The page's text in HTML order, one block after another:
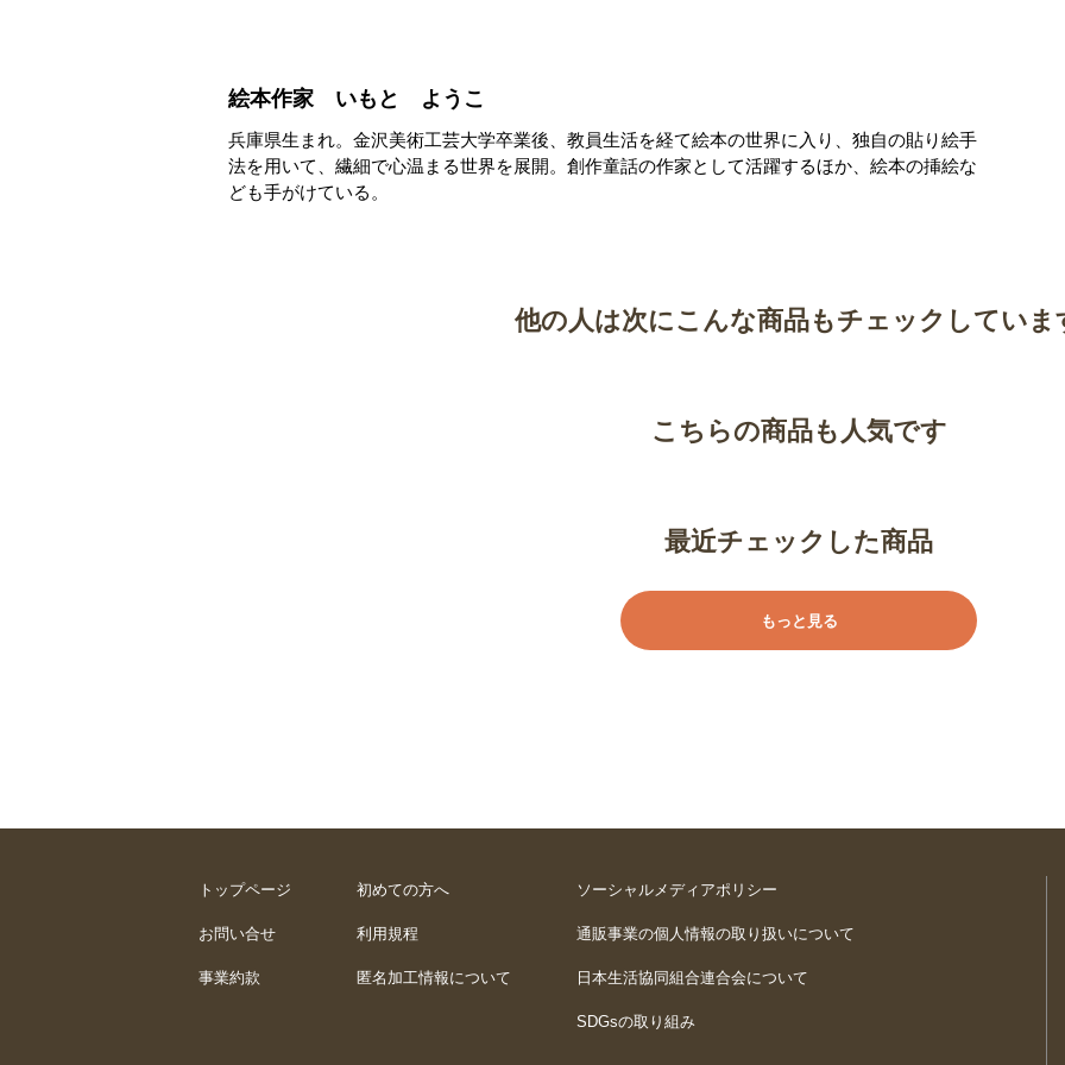
絵本作家 いもと ようこ
兵庫県生まれ。金沢美術工芸大学卒業後、教員生活を経て絵本の世界に入り、独自の貼り絵手
法を用いて、繊細で心温まる世界を展開。創作童話の作家として活躍するほか、絵本の挿絵な
ども手がけている。
他の人は次にこんな商品もチェックしていま
こちらの商品も人気です
最近チェックした商品
もっと見る
トップページ
お問い合せ
事業約款
初めての方へ
利用規程
匿名加工情報について
ソーシャルメディアポリシー
通販事業の個人情報の取り扱いについて
日本生活協同組合連合会について
SDGsの取り組み